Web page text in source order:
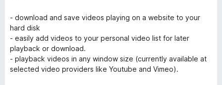
- download and save videos playing on a website to your
hard disk
- easily add videos to your personal video list for later
playback or download.
- playback videos in any window size (currently available at
selected video providers like Youtube and Vimeo).